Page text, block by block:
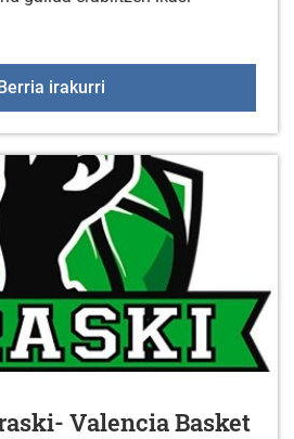
Berria irakurri
Valencia Basket